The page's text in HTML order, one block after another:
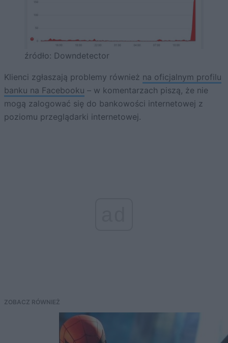
źródło: Downdetector
Klienci zgłaszają problemy również na oficjalnym profilu
banku na Facebooku – w komentarzach piszą, że nie
mogą zalogować się do bankowości internetowej z
poziomu przeglądarki internetowej.
ZOBACZ RÓWNIEŻ